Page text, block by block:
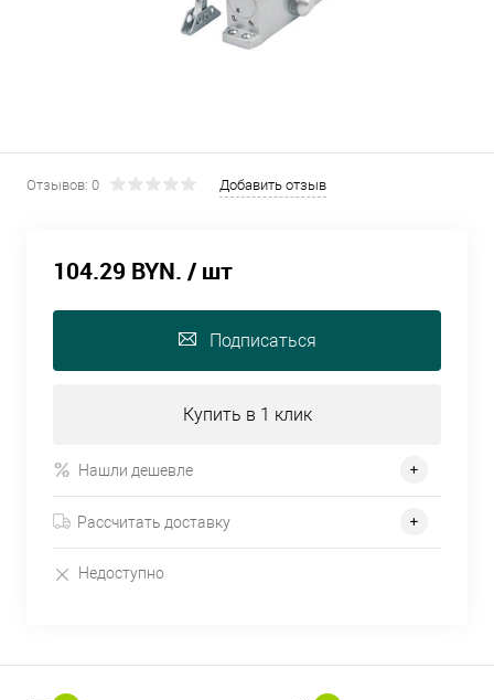
Отзывов: 0 Добавить отзыв
104.29 BYN. / шт
Подписаться
Купить в 1 клик
Нашли дешевле
Рассчитать доставку
Недоступно